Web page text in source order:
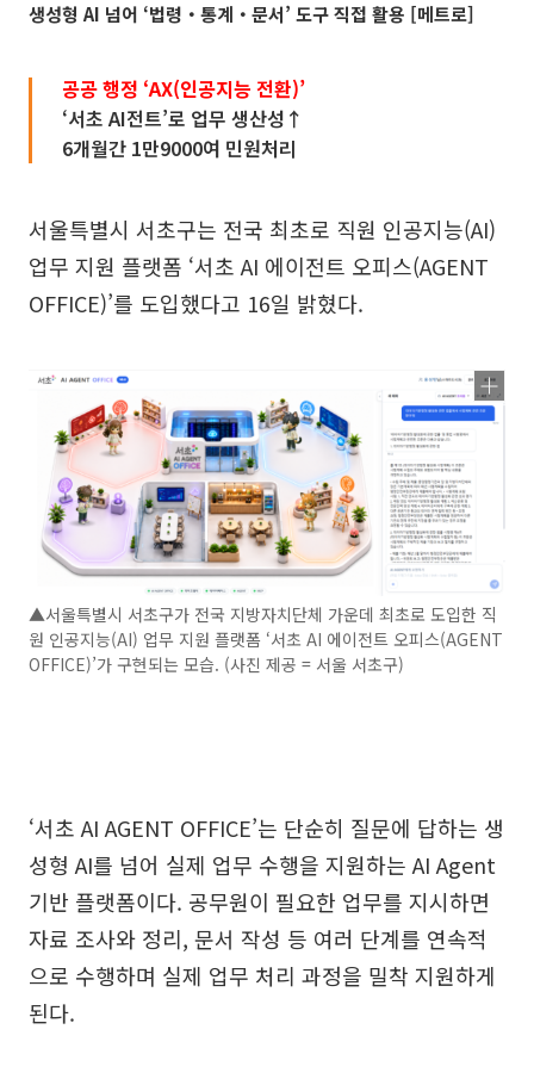
생성형 AI 넘어 ‘법령‧통계‧문서’ 도구 직접 활용 [메트로]
공공 행정 ‘AX(인공지능 전환)’
‘서초 AI전트’로 업무 생산성↑
6개월간 1만9000여 민원처리
서울특별시 서초구는 전국 최초로 직원 인공지능(AI)
업무 지원 플랫폼 ‘서초 AI 에이전트 오피스(AGENT
OFFICE)’를 도입했다고 16일 밝혔다.
▲서울특별시 서초구가 전국 지방자치단체 가운데 최초로 도입한 직
원 인공지능(AI) 업무 지원 플랫폼 ‘서초 AI 에이전트 오피스(AGENT
OFFICE)’가 구현되는 모습. (사진 제공 = 서울 서초구)
‘서초 AI AGENT OFFICE’는 단순히 질문에 답하는 생
성형 AI를 넘어 실제 업무 수행을 지원하는 AI Agent
기반 플랫폼이다. 공무원이 필요한 업무를 지시하면
자료 조사와 정리, 문서 작성 등 여러 단계를 연속적
으로 수행하며 실제 업무 처리 과정을 밀착 지원하게
된다.